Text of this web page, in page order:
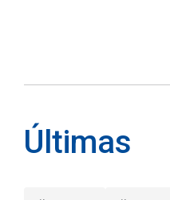
Últimas